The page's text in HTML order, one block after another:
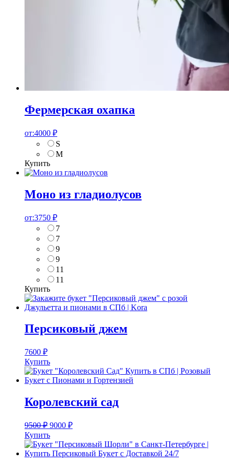
Фермерская охапка
от:4000 ₽
S
M
Купить
Моно из гладиолусов
от:3750 ₽
7
7
9
9
11
11
Купить
Персиковый джем
7600 ₽
Купить
Королевский сад
9500₽ 9000 ₽
Купить